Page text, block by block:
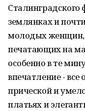
Сталинградского
землянках и
молодых
печатающих на
особенно в те
впечатление -
прической и
платьях и